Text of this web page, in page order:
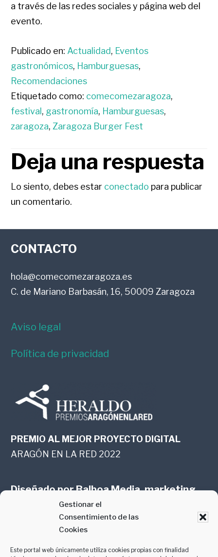
Gestionar el
Consentimiento de las
Cookies
Este portal web únicamente utiliza cookies propias con finalidad
a través de las redes sociales y página web del
evento.
Publicado en: Actualidad, Eventos
gastronómicos, Hamburguesas,
Recomendaciones
Etiquetado como: comecomezaragoza,
festival, gastronomía, Hamburguesas,
zaragoza, Zaragoza Burger Fest
INTERACCIONES
CON
LOS
LECTORES
Deja una respuesta
Lo siento, debes estar conectado para publicar
un comentario.
FOOTER
CONTACTO
hola@comecomezaragoza.es
C. de Mariano Barbasán, 16, 50009 Zaragoza
Aviso legal
Política de privacidad
PREMIO AL MEJOR PROYECTO DIGITAL
ARAGÓN EN LA RED 2022
Diseñado porBalboa Media, marketing
online en Zaragoza